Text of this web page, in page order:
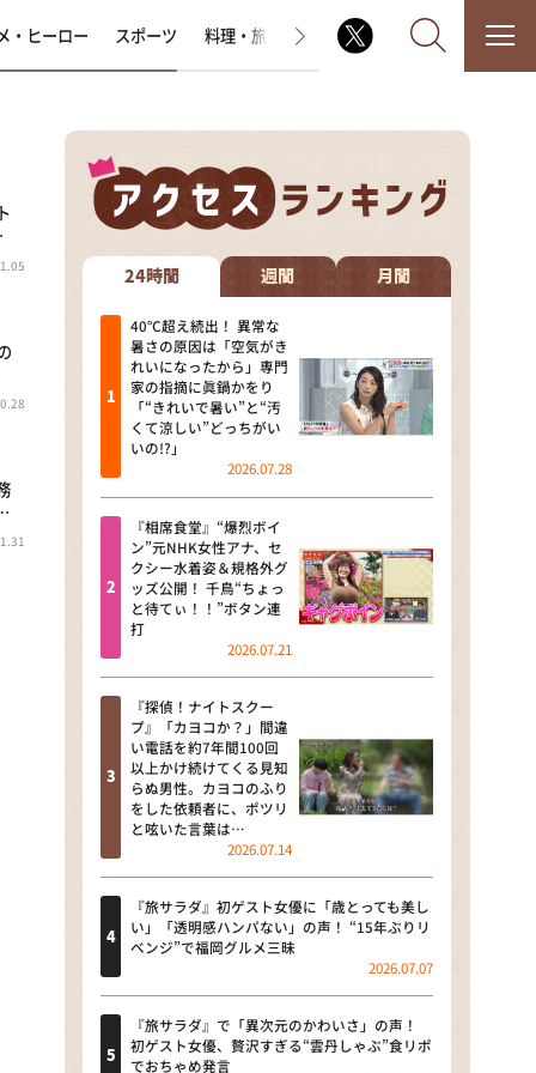
なるみ・岡村の過ぎるTV
相席食堂
これ余談なんですけど・・・
～人生密着トークバラエティ！
～ やすとものいたって真剣です
探偵！ナイトスクープ
news おかえり
河合＆A.B.C-Z塚田×福井アナ
「なんでやねん！？」（news お
かえり）
DAIGOも台所 ～きょうの献立 何
にする？～
本日はダイアンなり！シーズン２
朝だ！生です旅サラダ
教えて！ニュースライブ 正義の
ミカタ
ＬＩＦＥ～夢のカタチ～
新婚さんいらっしゃい！
ザキ山小屋本館
・ヒーロー スポーツ 料理・旅 ラジオ番組 その他
24時間 週間 月間
40℃超え続出！ 異常な
暑さの原因は「空気がき
れいになったから」専門
家の指摘に眞鍋かをり
「“きれいで暑い”と“汚
くて涼しい”どっちがい
いの!?」
2026.07.28
『相席食堂』“爆烈ボイ
ン”元NHK女性アナ、セ
クシー水着姿＆規格外グ
ッズ公開！ 千鳥“ちょっ
と待てぃ！！”ボタン連
打
2026.07.21
『探偵！ナイトスクー
プ』「カヨコか？」間違
い電話を約7年間100回
以上かけ続けてくる見知
らぬ男性。カヨコのふり
をした依頼者に、ポツリ
と呟いた言葉は…
2026.07.14
『旅サラダ』初ゲスト女優に「歳とっても美し
い」「透明感ハンパない」の声！ “15年ぶりリ
ベンジ”で福岡グルメ三昧
2026.07.07
『旅サラダ』で「異次元のかわいさ」の声！
初ゲスト女優、贅沢すぎる“雲丹しゃぶ”食リポ
でおちゃめ発言